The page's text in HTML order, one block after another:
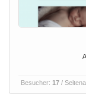
Besucher: 17/